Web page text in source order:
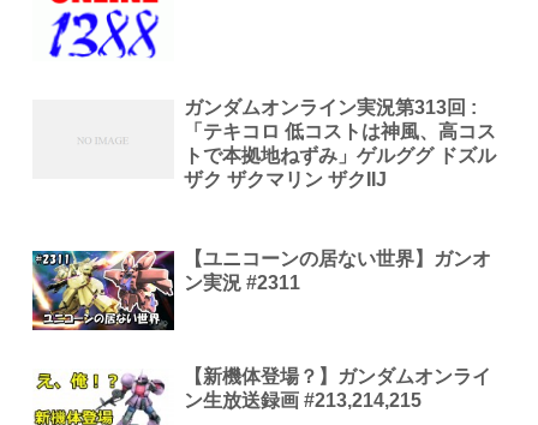
ガンダムオンライン実況第313回 :
「テキコロ 低コストは神風、高コス
トで本拠地ねずみ」ゲルググ ドズル
ザク ザクマリン ザクIIJ
【ユニコーンの居ない世界】ガンオ
ン実況 #2311
【新機体登場？】ガンダムオンライ
ン生放送録画 #213,214,215